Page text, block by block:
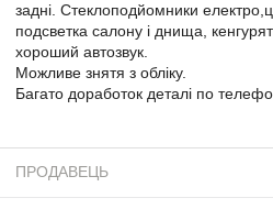
задні. Стеклоподйомники
подсветка салону і днища,
хороший автозвук.
Можливе знятя з обліку.
Багато доработок деталі по
ПРОДАВЕЦЬ